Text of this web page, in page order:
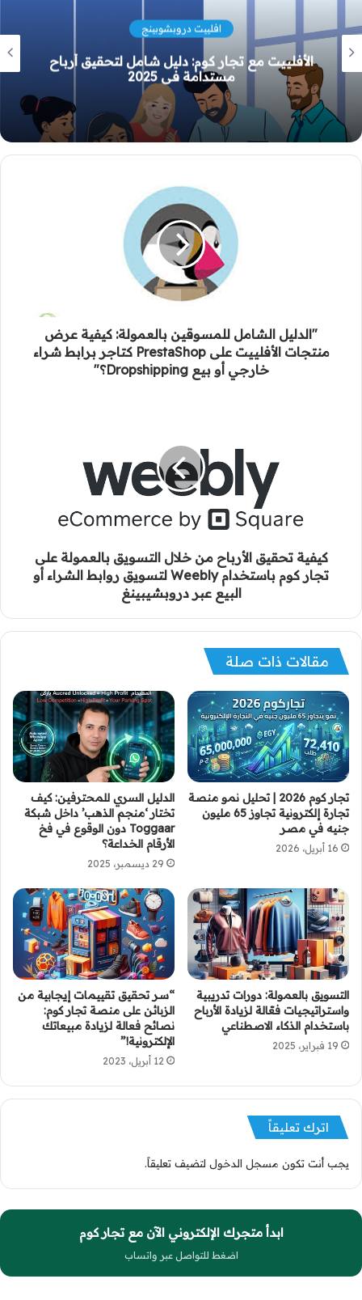
افلييت دروبشوبينج
بناء مشروع تجارة إلكترونية متكامل في السوق
العربي: منظومة حلول رقمية موثوقة لعام 2026
"الدليل الشامل للمسوقين بالعمولة: كيفية عرض
منتجات الأفلييت على PrestaShop كتاجر برابط شراء
خارجي أو بيع Dropshipping؟"
كيفية تحقيق الأرباح من خلال التسويق بالعمولة على
تجار كوم باستخدام Weebly لتسويق روابط الشراء أو
البيع عبر دروبشيبينغ
مقالات ذات صلة
تجار كوم 2026 | تحليل نمو منصة
تجارة إلكترونية تجاوز 65 مليون
جنيه في مصر
16 أبريل، 2026
الدليل السري للمحترفين: كيف
تختار ‘منجم الذهب’ داخل شبكة
Toggaar دون الوقوع في فخ
الأرقام الخداعة؟
29 ديسمبر، 2025
التسويق بالعمولة: دورات تدريبية
واستراتيجيات فعّالة لزيادة الأرباح
باستخدام الذكاء الاصطناعي
19 فبراير، 2025
“سر تحقيق تقييمات إيجابية من
الزبائن على منصة تجار كوم:
نصائح فعالة لزيادة مبيعاتك
الإلكترونية!”
12 أبريل، 2023
اترك تعليقاً
يجب أنت تكون مسجل الدخول لتضيف تعليقاً.
ابدأ متجرك الإلكتروني الآن مع تجار كوم
اضغط للتواصل عبر واتساب